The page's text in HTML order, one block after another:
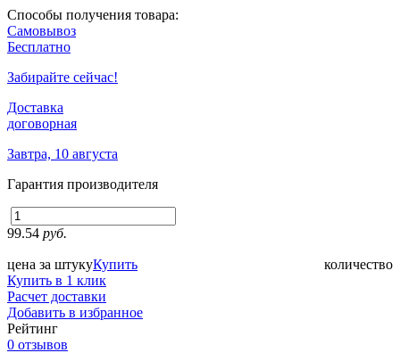
Способы получения товара:
Самовывоз
Бесплатно
Забирайте сейчас!
Доставка
договорная
Завтра, 10 августа
Гарантия производителя
99.54 руб.
цена за штуку количество
Купить
Купить в 1 клик
Расчет доставки
Добавить в избранное
Рейтинг
0 отзывов